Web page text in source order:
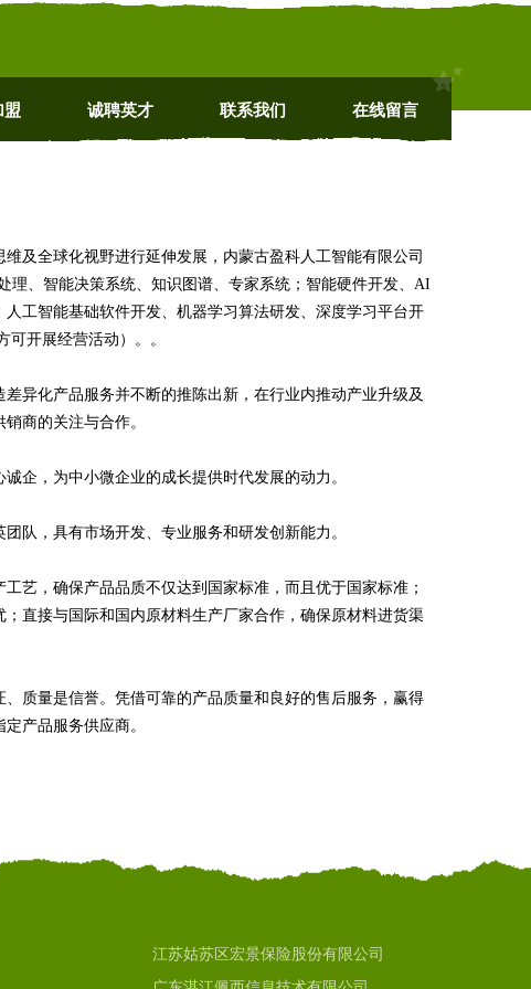
盟 诚聘英才 联系我们 在线留言
及全球化视野进行延伸发展，内蒙古盈科人工智能有限公司
理、智能决策系统、知识图谱、专家系统；智能硬件开发、AI
工智能基础软件开发、机器学习算法研发、深度学习平台开
开展经营活动）。。
异化产品服务并不断的推陈出新，在行业内推动产业升级及
商的关注与合作。
企，为中小微企业的成长提供时代发展的动力。
队，具有市场开发、专业服务和研发创新能力。
艺，确保产品品质不仅达到国家标准，而且优于国家标准；
直接与国际和国内原材料生产厂家合作，确保原材料进货渠
质量是信誉。凭借可靠的产品质量和良好的售后服务，赢得
产品服务供应商。
江苏姑苏区宏景保险股份有限公司